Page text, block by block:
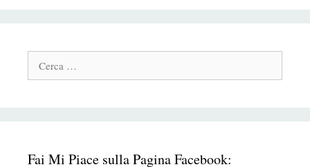
Cerca:
Fai Mi Piace sulla Pagina Facebook: